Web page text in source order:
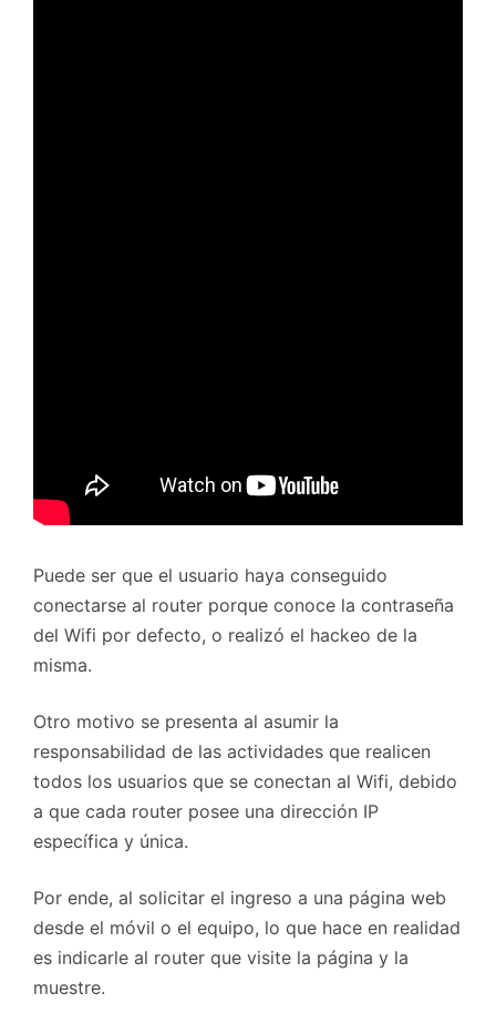
Puede ser que el usuario haya conseguido
conectarse al router porque conoce la contraseña
del Wifi por defecto, o realizó el hackeo de la
misma.
Otro motivo se presenta al asumir la
responsabilidad de las actividades que realicen
todos los usuarios que se conectan al Wifi, debido
a que cada router posee una dirección IP
específica y única.
Por ende, al solicitar el ingreso a una página web
desde el móvil o el equipo, lo que hace en realidad
es indicarle al router que visite la página y la
muestre.